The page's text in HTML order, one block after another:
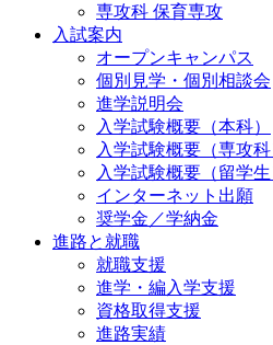
専攻科 保育専攻
入試案内
オープンキャンパス
個別⾒学・個別相談会
進学説明会
入学試験概要（本科）
入学試験概要（専攻科
入学試験概要（留学生
インターネット出願
奨学金／学納金
進路と就職
就職支援
進学・編入学支援
資格取得⽀援
進路実績